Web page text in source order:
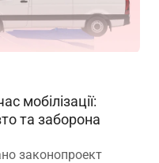
мобілізації:
та заборона
законопроект